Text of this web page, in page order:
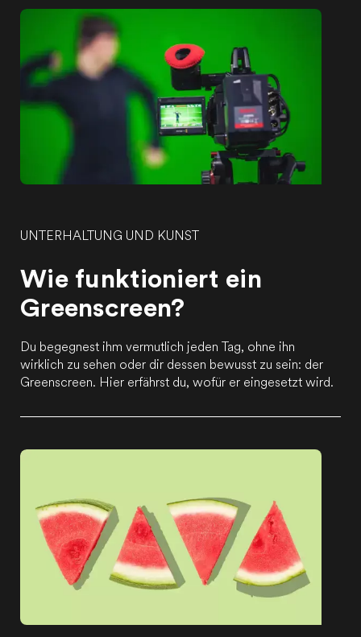
UNTERHALTUNG UND KUNST
Wie funktioniert ein
Greenscreen?
Du begegnest ihm vermutlich jeden Tag, ohne ihn
wirklich zu sehen oder dir dessen bewusst zu sein: der
Greenscreen. Hier erfährst du, wofür er eingesetzt wird.